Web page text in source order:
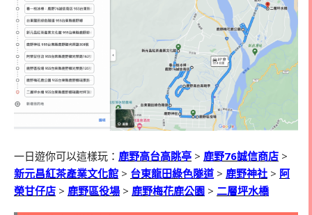
一日遊你可以這樣玩： 鹿野高台高眺亭 > 鹿野76誠信商店 >
新元昌紅茶產業文化館 > 台東龍田綠色隧道 > 鹿野神社 > 阿
榮甘仔店 > 鹿野區役場 > 鹿野梅花鹿公園 > 二層坪水橋